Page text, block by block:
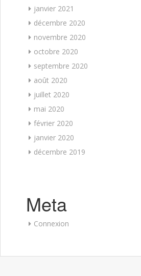
janvier 2021
décembre 2020
novembre 2020
octobre 2020
septembre 2020
août 2020
juillet 2020
mai 2020
février 2020
janvier 2020
décembre 2019
Meta
Connexion